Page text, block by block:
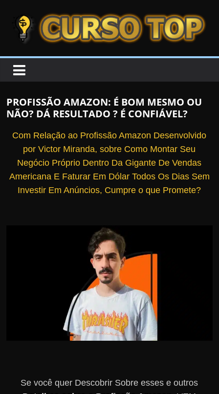
CURSOTOP
s
e
l
e
PROFISSÃO AMAZON: É BOM MESMO OU
NÃO? DÁ RESULTADO ? É CONFIÁVEL?
Com Relação ao Profissão Amazon Desenvolvido
por Victor Miranda, sobre Como Montar Seu
Negócio Próprio Dentro Da Gigante De Vendas
Americana E Faturar Em Dólar Todos Os Dias Sem
Investir Em Anúncios, Cumpre o que Promete?
Se você quer Descobrir Sobre esses e outros